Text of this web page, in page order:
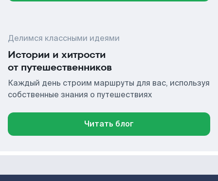
Делимся классными идеями
Истории и хитрости
от путешественников
Каждый день строим маршруты для вас, используя
собственные знания о путешествиях
Читать блог